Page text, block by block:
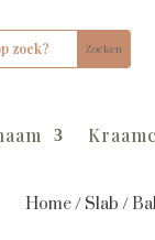
Home/ Slab /